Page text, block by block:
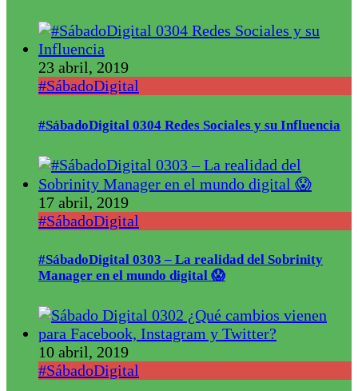
23 abril, 2019
#SábadoDigital
#SábadoDigital 0304 Redes Sociales y su Influencia
17 abril, 2019
#SábadoDigital
#SábadoDigital 0303 – La realidad del Sobrinity
Manager en el mundo digital 😱
10 abril, 2019
#SábadoDigital